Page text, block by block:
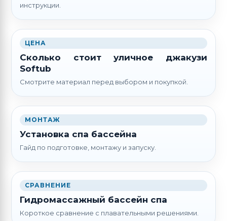
инструкции.
ЦЕНА
Сколько стоит уличное джакузи
Softub
Смотрите материал перед выбором и покупкой.
МОНТАЖ
Установка спа бассейна
Гайд по подготовке, монтажу и запуску.
СРАВНЕНИЕ
Гидромассажный бассейн спа
Короткое сравнение с плавательными решениями.